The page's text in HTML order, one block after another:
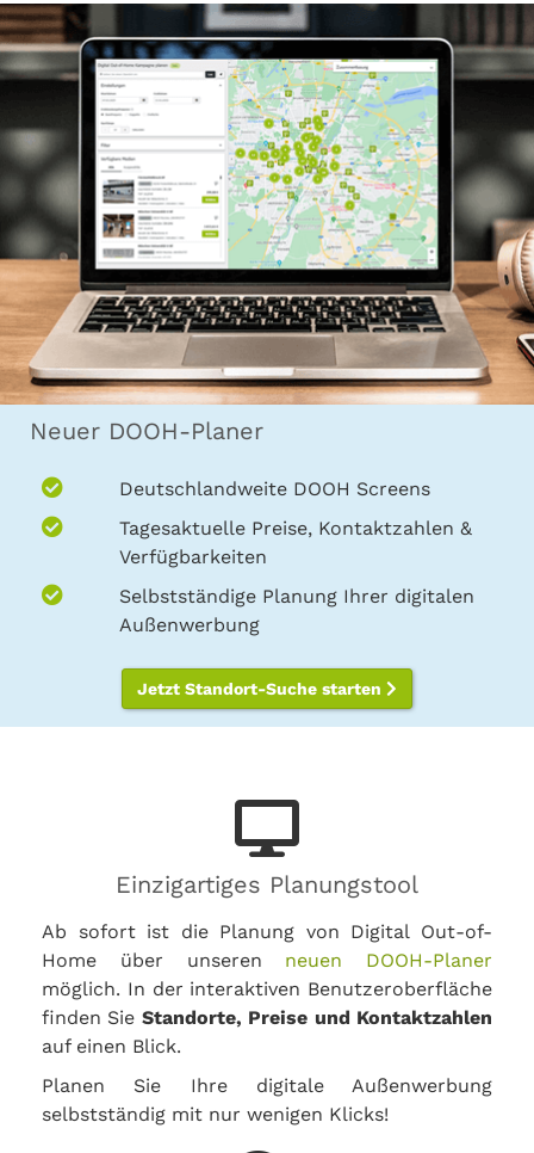
Neuer DOOH-Planer
Deutschlandweite DOOH Screens
Tagesaktuelle Preise, Kontaktzahlen &
Verfügbarkeiten
Selbstständige Planung Ihrer digitalen
Außenwerbung
Jetzt Standort-Suche starten
Einzigartiges Planungstool
Ab sofort ist die Planung von Digital Out-of-
Home über unseren neuen DOOH-Planer
möglich. In der interaktiven Benutzeroberfläche
finden Sie Standorte, Preise und Kontaktzahlen
auf einen Blick.
Planen Sie Ihre digitale Außenwerbung
selbstständig mit nur wenigen Klicks!